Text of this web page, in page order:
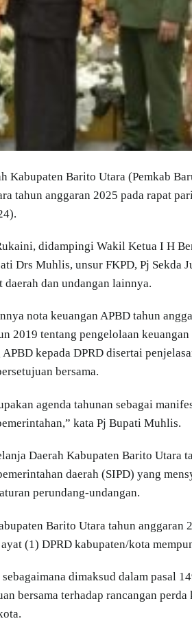
Kabupaten Barito Utara (Pemkab
tahun anggaran 2025 pada rapat
didampingi Wakil Ketua I H
Drs Muhlis, unsur FKPD, Pj Sekda
dan undangan lainnya.
nota keuangan APBD tahun
2019 tentang pengelolaan
kepada DPRD disertai
bersama.
agenda tahunan sebagai
kata Pj Bupati Muhlis.
Daerah Kabupaten Barito Utara
daerah (SIPD) yang
perundang-undangan.
Barito Utara tahun anggaran
(1) DPRD kabupaten/kota
dimaksud dalam pasal
bersama terhadap rancangan